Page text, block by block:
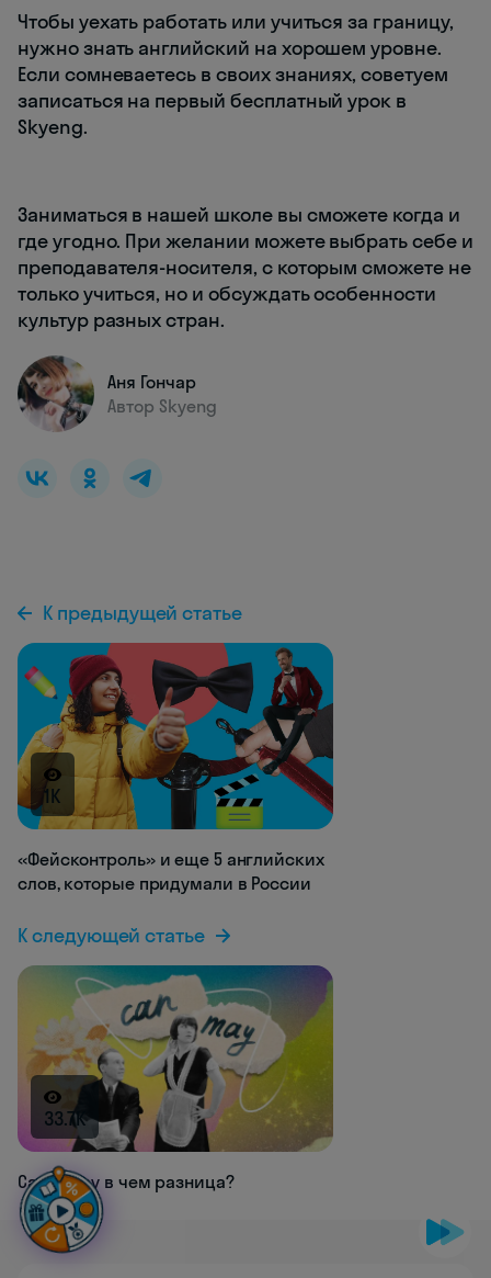
Чтобы уехать работать или учиться за границу,
нужно знать английский на хорошем уровне.
Если сомневаетесь в своих знаниях, советуем
записаться на первый бесплатный урок в
Skyeng.
Заниматься в нашей школе вы сможете когда и
где угодно. При желании можете выбрать себе и
преподавателя-носителя, с которым сможете не
только учиться, но и обсуждать особенности
культур разных стран.
Аня Гончар
Автор Skyeng
К предыдущей статье
1K
«Фейсконтроль» и еще 5 английских
слов, которые придумали в России
К следующей статье
33.7K
Can и may в чем разница?